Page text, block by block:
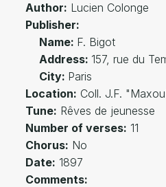
Author: Lucien Colonge
Publisher:
Name: F. Bigot
Address:157, rue du
City: Paris
Location: Coll. J.F.
Tune: Rêves de jeunesse
Number of verses: 11
Chorus: No
Date: 1897
Comments: